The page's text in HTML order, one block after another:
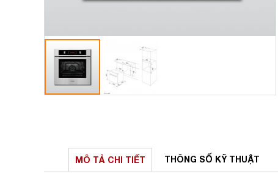
MÔ TẢ CHI TIẾT THÔNG SỐ KỸ THUẬT